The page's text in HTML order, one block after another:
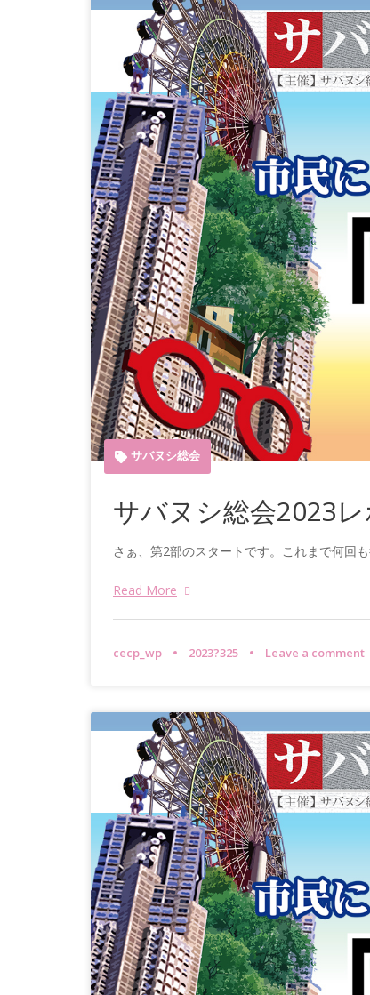
サバヌシ総会
サバヌシ総会2023
さぁ、第2部のスタートです。これまで何回
Read More
cecp_wp 2023?325 Leave a comment